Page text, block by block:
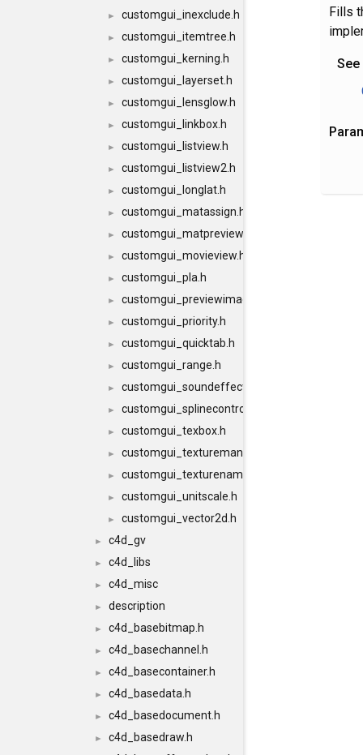
► customgui_inexclude.h
► customgui_itemtree.h
► customgui_kerning.h
► customgui_layerset.h
► customgui_lensglow.h
► customgui_linkbox.h
► customgui_listview.h
► customgui_listview2.h
► customgui_longlat.h
► customgui_matassign.h
► customgui_matpreview.h
► customgui_movieview.h
► customgui_pla.h
► customgui_previewimage.h
► customgui_priority.h
► customgui_quicktab.h
► customgui_range.h
► customgui_soundeffector.h
► customgui_splinecontrol.h
► customgui_texbox.h
► customgui_texturemanager.h
► customgui_texturename.h
► customgui_unitscale.h
► customgui_vector2d.h
► c4d_gv
► c4d_libs
► c4d_misc
► description
► c4d_basebitmap.h
► c4d_basechannel.h
► c4d_basecontainer.h
► c4d_basedata.h
► c4d_basedocument.h
►
c4d_basedraw.h
Fills